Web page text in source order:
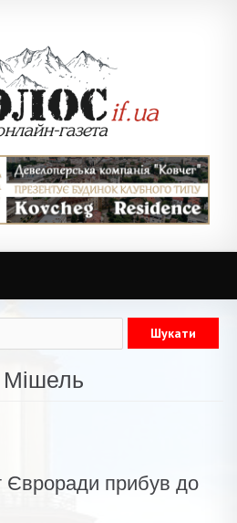
Євроради прибув до